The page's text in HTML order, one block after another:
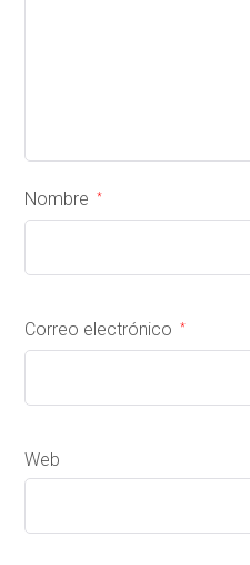
Nombre *
Correo electrónico *
Web